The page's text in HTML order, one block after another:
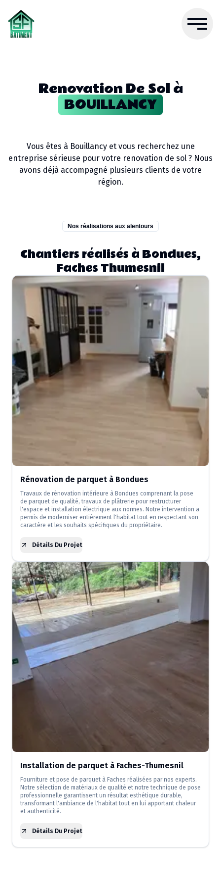
Renovation De Solà
BOUILLANCY
Vous êtes à Bouillancyet vous recherchez une
entreprise sérieuse pour votre renovation de sol ? Nous
avons déjà accompagné plusieurs clients de votre
région.
Nos réalisations aux alentours
Chantiers réalisés à Bondues,
Faches Thumesnil
Rénovation de parquet à Bondues
Travaux de rénovation intérieure à Bondues comprenant la pose
de parquet de qualité, travaux de plâtrerie pour restructurer
l'espace et installation électrique aux normes. Notre intervention a
permis de moderniser entièrement l'habitat tout en respectant son
caractère et les souhaits spécifiques du propriétaire.
Détails Du Projet
Installation de parquet à Faches-Thumesnil
Fourniture et pose de parquet à Faches réalisées par nos experts.
Notre sélection de matériaux de qualité et notre technique de pose
professionnelle garantissent un résultat esthétique durable,
transformant l'ambiance de l'habitat tout en lui apportant chaleur
et authenticité.
Détails Du Projet